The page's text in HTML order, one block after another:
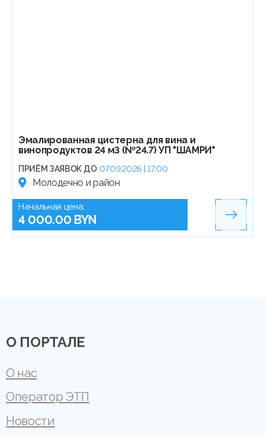
Эмалированная цистерна для вина и
винопродуктов 24 м3 (№24.7) УП "ШАМРИ"
ПРИЁМ ЗАЯВОК ДО 07.09.2026 | 17:00
Молодечно и район
Начальная цена:
4 000.00 BYN
О ПОРТАЛЕ
О нас
Оператор ЭТП
Новости